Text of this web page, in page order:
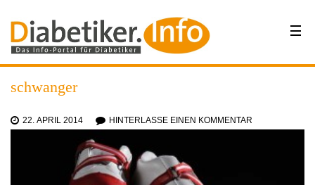
schwanger
22. APRIL 2014 HINTERLASSE EINEN KOMMENTAR